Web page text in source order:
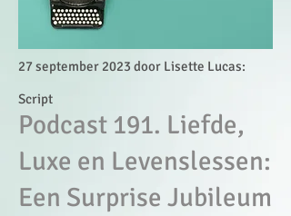
27 september 2023 door Lisette Lucas:
Script
Podcast 191. Liefde,
Luxe en Levenslessen:
Een Surprise Jubileum